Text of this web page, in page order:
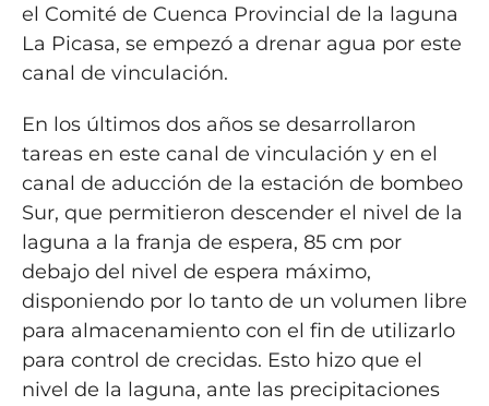
el Comité de Cuenca Provincial de la laguna
La Picasa, se empezó a drenar agua por este
canal de vinculación.
En los últimos dos años se desarrollaron
tareas en este canal de vinculación y en el
canal de aducción de la estación de bombeo
Sur, que permitieron descender el nivel de la
laguna a la franja de espera, 85 cm por
debajo del nivel de espera máximo,
disponiendo por lo tanto de un volumen libre
para almacenamiento con el fin de utilizarlo
para control de crecidas. Esto hizo que el
nivel de la laguna, ante las precipitaciones